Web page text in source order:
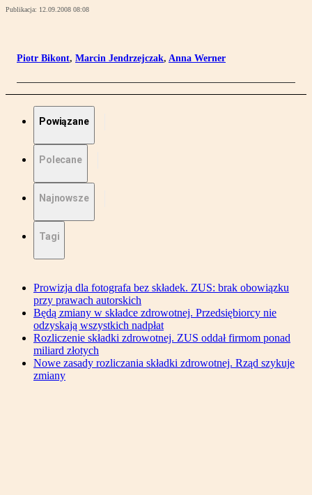
Publikacja: 12.09.2008 08:08
Piotr Bikont, Marcin Jendrzejczak, Anna Werner
Powiązane
Polecane
Najnowsze
Tagi
Prowizja dla fotografa bez składek. ZUS: brak obowiązku
przy prawach autorskich
Będą zmiany w składce zdrowotnej. Przedsiębiorcy nie
odzyskają wszystkich nadpłat
Rozliczenie składki zdrowotnej. ZUS oddał firmom ponad
miliard złotych
Nowe zasady rozliczania składki zdrowotnej. Rząd szykuje
zmiany